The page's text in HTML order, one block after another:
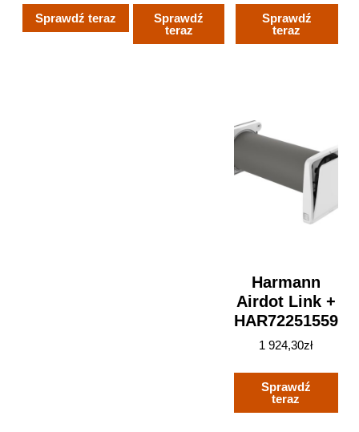
Sprawdź teraz
Wydajność
910M3/H Moc
750W 1-
Sprawdź
teraz
Ec
Sprawdź
teraz
Harmann
Airdot Link +
HAR72251559
1 924,30zł
Sprawdź
teraz